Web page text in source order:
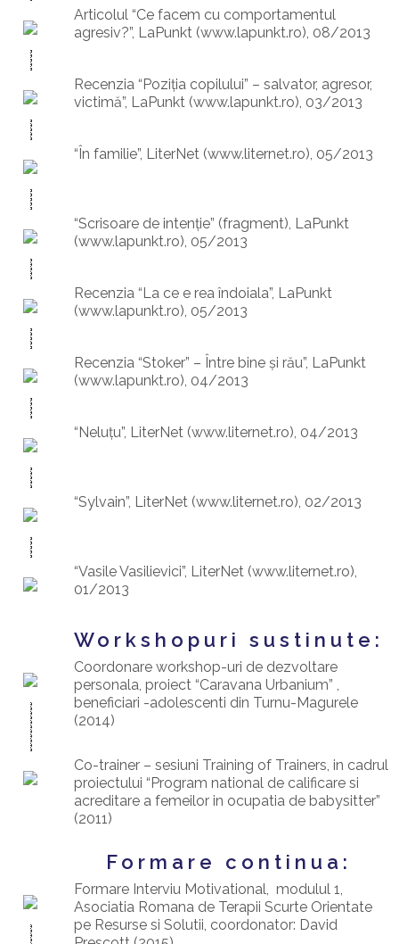
Articolul “Ce facem cu comportamentul
agresiv?”, LaPunkt (www.lapunkt.ro), 08/2013
Recenzia “Poziţia copilului” – salvator, agresor,
victimă”, LaPunkt (www.lapunkt.ro), 03/2013
“În familie”, LiterNet (www.liternet.ro), 05/2013
“Scrisoare de intenţie” (fragment), LaPunkt
(www.lapunkt.ro), 05/2013
Recenzia “La ce e rea îndoiala”, LaPunkt
(www.lapunkt.ro), 05/2013
Recenzia “Stoker” – Între bine şi rău”, LaPunkt
(www.lapunkt.ro), 04/2013
“Neluţu”, LiterNet (www.liternet.ro), 04/2013
“Sylvain”, LiterNet (www.liternet.ro), 02/2013
“Vasile Vasilievici”, LiterNet (www.liternet.ro),
01/2013
Workshopuri sustinute:
Coordonare workshop-uri de dezvoltare
personala, proiect “Caravana Urbanium” ,
beneficiari -adolescenti din Turnu-Magurele
(2014)
Co-trainer – sesiuni Training of Trainers, in cadrul
proiectului “Program national de calificare si
acreditare a femeilor in ocupatia de babysitter”
(2011)
Formare continua:
Formare Interviu Motivational, modulul 1,
Asociatia Romana de Terapii Scurte Orientate
pe Resurse si Solutii, coordonator: David